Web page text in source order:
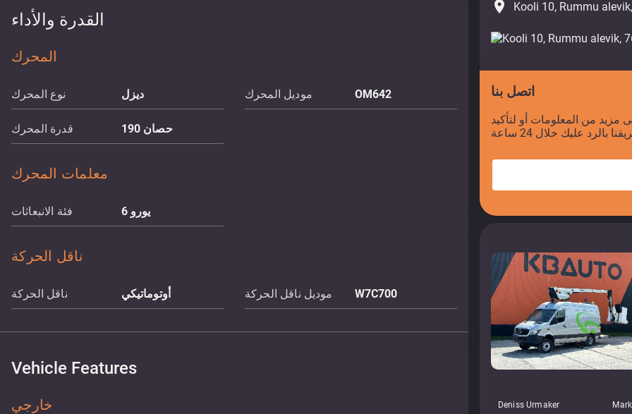
القدرة والأداء
المحرك
نوع المحرك ديزل موديل المحرك OM642
قدرة المحرك 190 حصان
معلمات المحرك
فئة الانبعاثات يورو 6
ناقل الحركة
ناقل الحركة أوتوماتيكي موديل ناقل الحركة W7C700
Vehicle Features
خارجي
place Kooli 10, Rummu
اتصل بنا
من المعلومات أو لتأكيد
Deniss Urmaker